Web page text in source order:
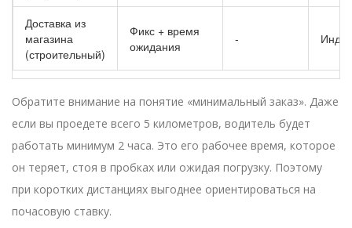
Доставка из
магазина
(строительный)
Фикс + время
ожидания
-
Обратите внимание на понятие «минимальный заказ». Даже
если вы проедете всего 5 километров, водитель будет
работать минимум 2 часа. Это его рабочее время, которое
он теряет, стоя в пробках или ожидая погрузку. Поэтому
при коротких дистанциях выгоднее ориентироваться на
почасовую ставку.